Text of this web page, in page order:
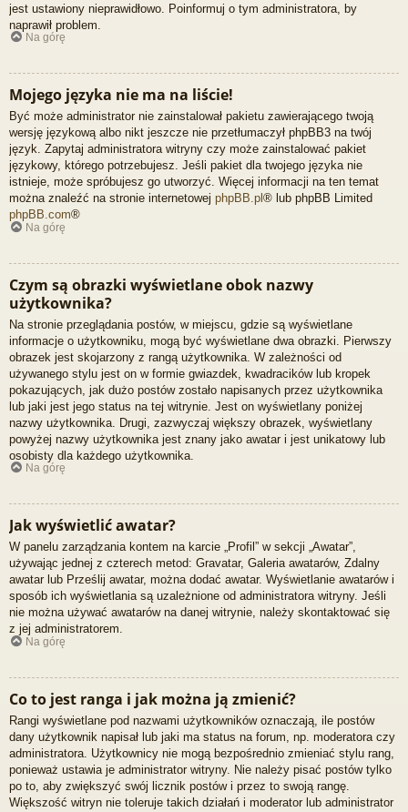
jest ustawiony nieprawidłowo. Poinformuj o tym administratora, by
naprawił problem.
Na górę
Mojego języka nie ma na liście!
Być może administrator nie zainstalował pakietu zawierającego twoją
wersję językową albo nikt jeszcze nie przetłumaczył phpBB3 na twój
język. Zapytaj administratora witryny czy może zainstalować pakiet
językowy, którego potrzebujesz. Jeśli pakiet dla twojego języka nie
istnieje, może spróbujesz go utworzyć. Więcej informacji na ten temat
można znaleźć na stronie internetowej phpBB.pl ® lub phpBB Limited
phpBB.com®
Na górę
Czym są obrazki wyświetlane obok nazwy
użytkownika?
Na stronie przeglądania postów, w miejscu, gdzie są wyświetlane
informacje o użytkowniku, mogą być wyświetlane dwa obrazki. Pierwszy
obrazek jest skojarzony z rangą użytkownika. W zależności od
używanego stylu jest on w formie gwiazdek, kwadracików lub kropek
pokazujących, jak dużo postów zostało napisanych przez użytkownika
lub jaki jest jego status na tej witrynie. Jest on wyświetlany poniżej
nazwy użytkownika. Drugi, zazwyczaj większy obrazek, wyświetlany
powyżej nazwy użytkownika jest znany jako awatar i jest unikatowy lub
osobisty dla każdego użytkownika.
Na górę
Jak wyświetlić awatar?
W panelu zarządzania kontem na karcie „Profil” w sekcji „Awatar”,
używając jednej z czterech metod: Gravatar, Galeria awatarów, Zdalny
awatar lub Prześlij awatar, można dodać awatar. Wyświetlanie awatarów i
sposób ich wyświetlania są uzależnione od administratora witryny. Jeśli
nie można używać awatarów na danej witrynie, należy skontaktować się
z jej administratorem.
Na górę
Co to jest ranga i jak można ją zmienić?
Rangi wyświetlane pod nazwami użytkowników oznaczają, ile postów
dany użytkownik napisał lub jaki ma status na forum, np. moderatora czy
administratora. Użytkownicy nie mogą bezpośrednio zmieniać stylu rang,
ponieważ ustawia je administrator witryny. Nie należy pisać postów tylko
po to, aby zwiększyć swój licznik postów i przez to swoją rangę.
Większość witryn nie toleruje takich działań i moderator lub administrator